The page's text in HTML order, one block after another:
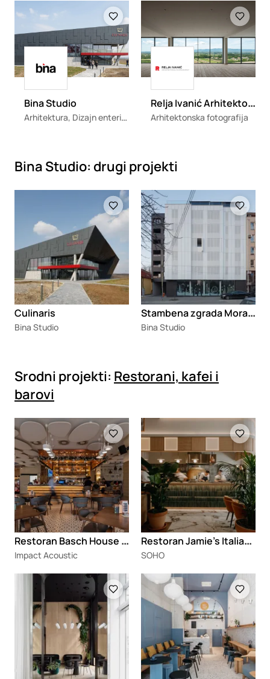
Loading
Bina Studio
Arhitektura, Dizajn enterijera
Loading
R
elja Ivanić Arhitektonska Fotografija
Arhitektonska fotografija
Bina Studio: drugi projekti
Culinaris
Bina Studio
Loading
S
tambena zgrada Morava IV
Bina Studio
Srodni projekti: Restorani, kafei i
barovi
Loading
R
estoran Basch House u Subotici
Impact Acoustic
Loading
R
estoran Jamie's Italian Tivat
SOHO
Loading Loading